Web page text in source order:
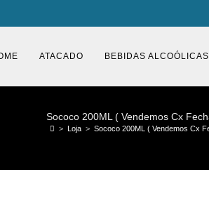
ATACADO BEBIDAS ALCOÓLICAS
Sococo 200ML ( Vendemos Cx
> Loja > Sococo 200ML ( Vendemos Cx